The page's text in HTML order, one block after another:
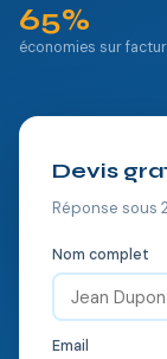
65%
économies sur
Devis
Réponse sous
Nom complet
Email